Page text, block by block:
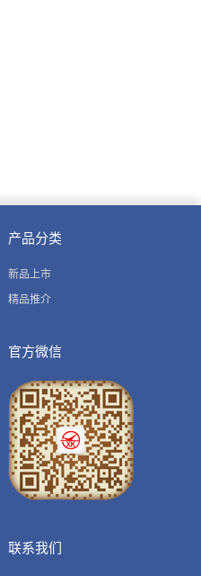
产品分类
新品上市
精品推介
官方微信
联系我们